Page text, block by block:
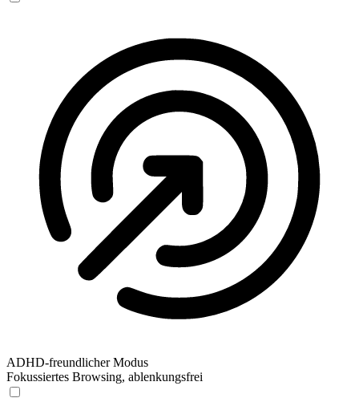
ADHD-freundlicher Modus
Fokussiertes Browsing, ablenkungsfrei